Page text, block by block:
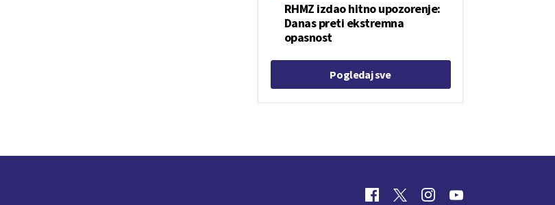
RHMZ izdao hitno upozorenje:
Danas preti ekstremna
opasnost
Pogledaj sve